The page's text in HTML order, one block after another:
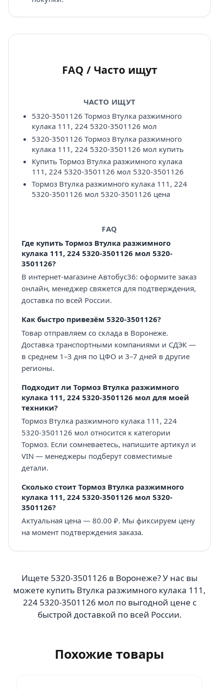
FAQ / Часто ищут
ЧАСТО ИЩУТ
5320-3501126 Тормоз Втулка разжимного
кулака 111, 224 5320-3501126 мол
5320-3501126 Тормоз Втулка разжимного
кулака 111, 224 5320-3501126 мол купить
Купить Тормоз Втулка разжимного кулака
111, 224 5320-3501126 мол 5320-3501126
Тормоз Втулка разжимного кулака 111, 224
5320-3501126 мол 5320-3501126 цена
FAQ
Где купить Тормоз Втулка разжимного
кулака 111, 224 5320-3501126 мол 5320-
3501126?
В интернет-магазине Автобус36: оформите заказ
онлайн, менеджер свяжется для подтверждения,
доставка по всей России.
Как быстро привезём 5320-3501126?
Товар отправляем со склада в Воронеже.
Доставка транспортными компаниями и СДЭК —
в среднем 1–3 дня по ЦФО и 3–7 дней в другие
регионы.
Подходит ли Тормоз Втулка разжимного
кулака 111, 224 5320-3501126 мол для моей
техники?
Тормоз Втулка разжимного кулака 111, 224
5320-3501126 мол относится к категории
Тормоз. Если сомневаетесь, напишите артикул и
VIN — менеджеры подберут совместимые
детали.
Сколько стоит Тормоз Втулка разжимного
кулака 111, 224 5320-3501126 мол 5320-
3501126?
Актуальная цена — 80.00 ₽. Мы фиксируем цену
на момент подтверждения заказа.
Ищете 5320-3501126 в Воронеже? У нас вы
можете купить Втулка разжимного кулака 111,
224 5320-3501126 мол по выгодной цене с
быстрой доставкой по всей России.
Похожие товары